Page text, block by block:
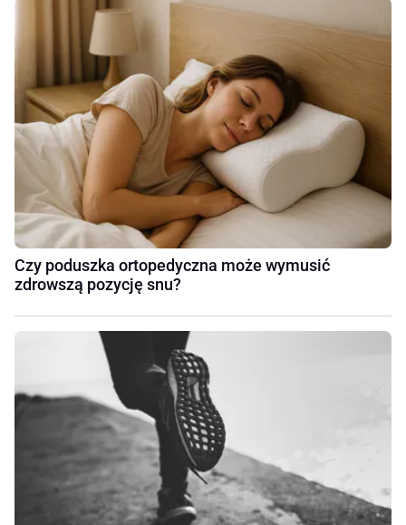
Czy poduszka ortopedyczna może wymusić
zdrowszą pozycję snu?